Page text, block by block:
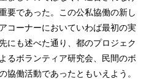
要であった。この公私協働の新し
コーナーにおいていわば最初の実
にも述べた通り、都のプロジェク
るボランティア研究会、民間のボ
協働活動であったともいえよう。